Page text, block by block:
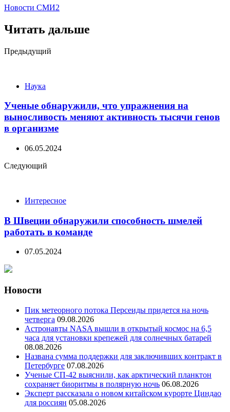
Новости СМИ2
Читать дальше
Post
Предыдущий
Наука
Ученые обнаружили, что упражнения на
выносливость меняют активность тысячи генов
в организме
06.05.2024
Следующий
Интересное
В Швеции обнаружили способность шмелей
работать в команде
07.05.2024
Новости
Пик метеорного потока Персеиды придется на ночь
четверга 09.08.2026
Астронавты NASA вышли в открытый космос на 6,5
часа для установки крепежей для солнечных батарей
08.08.2026
Названа сумма поддержки для заключивших контракт в
Петербурге 07.08.2026
Ученые СП-42 выяснили, как арктический планктон
сохраняет биоритмы в полярную ночь 06.08.2026
Эксперт рассказала о новом китайском курорте Циндао
для россиян 05.08.2026